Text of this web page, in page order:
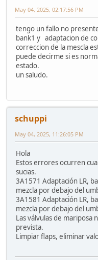
May 04, 2025, 02:17:56 PM
tengo un fallo no
bank1 y adaptacion de
correccion de la mescla
puede decirme si es
estado.
un saludo.
schuppi
May 04, 2025, 11:26:05 PM
Hola
Estos errores ocurren
sucias.
3A1571 Adaptación LR,
mezcla por debajo del
3A1581 Adaptación LR,
mezcla por debajo del
Las válvulas de mariposa
prevista.
Limpiar flaps, eliminar